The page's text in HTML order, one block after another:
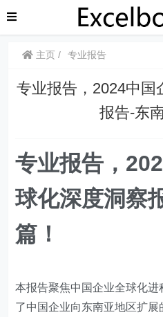
主页 专业报告
专业报告，2024中国
报告-东
专业报告，
球化深度洞察
篇！
本报告聚焦中国企业全球化
了中国企业向东南亚地区扩